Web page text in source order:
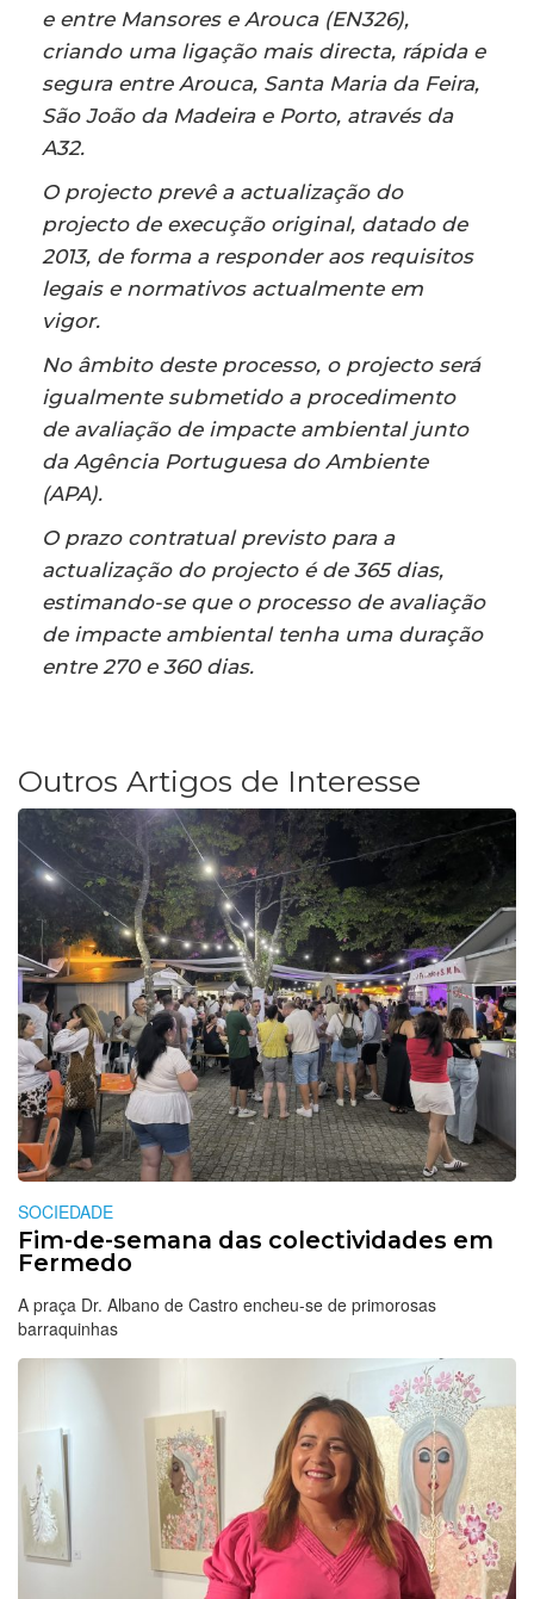
e entre Mansores e Arouca (EN326),
criando uma ligação mais directa, rápida e
segura entre Arouca, Santa Maria da Feira,
São João da Madeira e Porto, através da
A32.
O projecto prevê a actualização do
projecto de execução original, datado de
2013, de forma a responder aos requisitos
legais e normativos actualmente em
vigor.
No âmbito deste processo, o projecto será
igualmente submetido a procedimento
de avaliação de impacte ambiental junto
da Agência Portuguesa do Ambiente
(APA).
O prazo contratual previsto para a
actualização do projecto é de 365 dias,
estimando-se que o processo de avaliação
de impacte ambiental tenha uma duração
entre 270 e 360 dias.
Outros Artigos de Interesse
SOCIEDADE
Fim-de-semana das colectividades em
Fermedo
A praça Dr. Albano de Castro encheu-se de primorosas
barraquinhas